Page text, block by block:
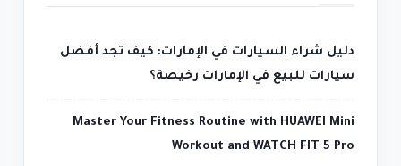
دليل شراء السيارات في الإمارات: كيف تجد أفضل
سيارات للبيع في الإمارات رخيصة؟
Master Your Fitness Routine with HUAWEI Mini
Workout and WATCH FIT 5 Pro